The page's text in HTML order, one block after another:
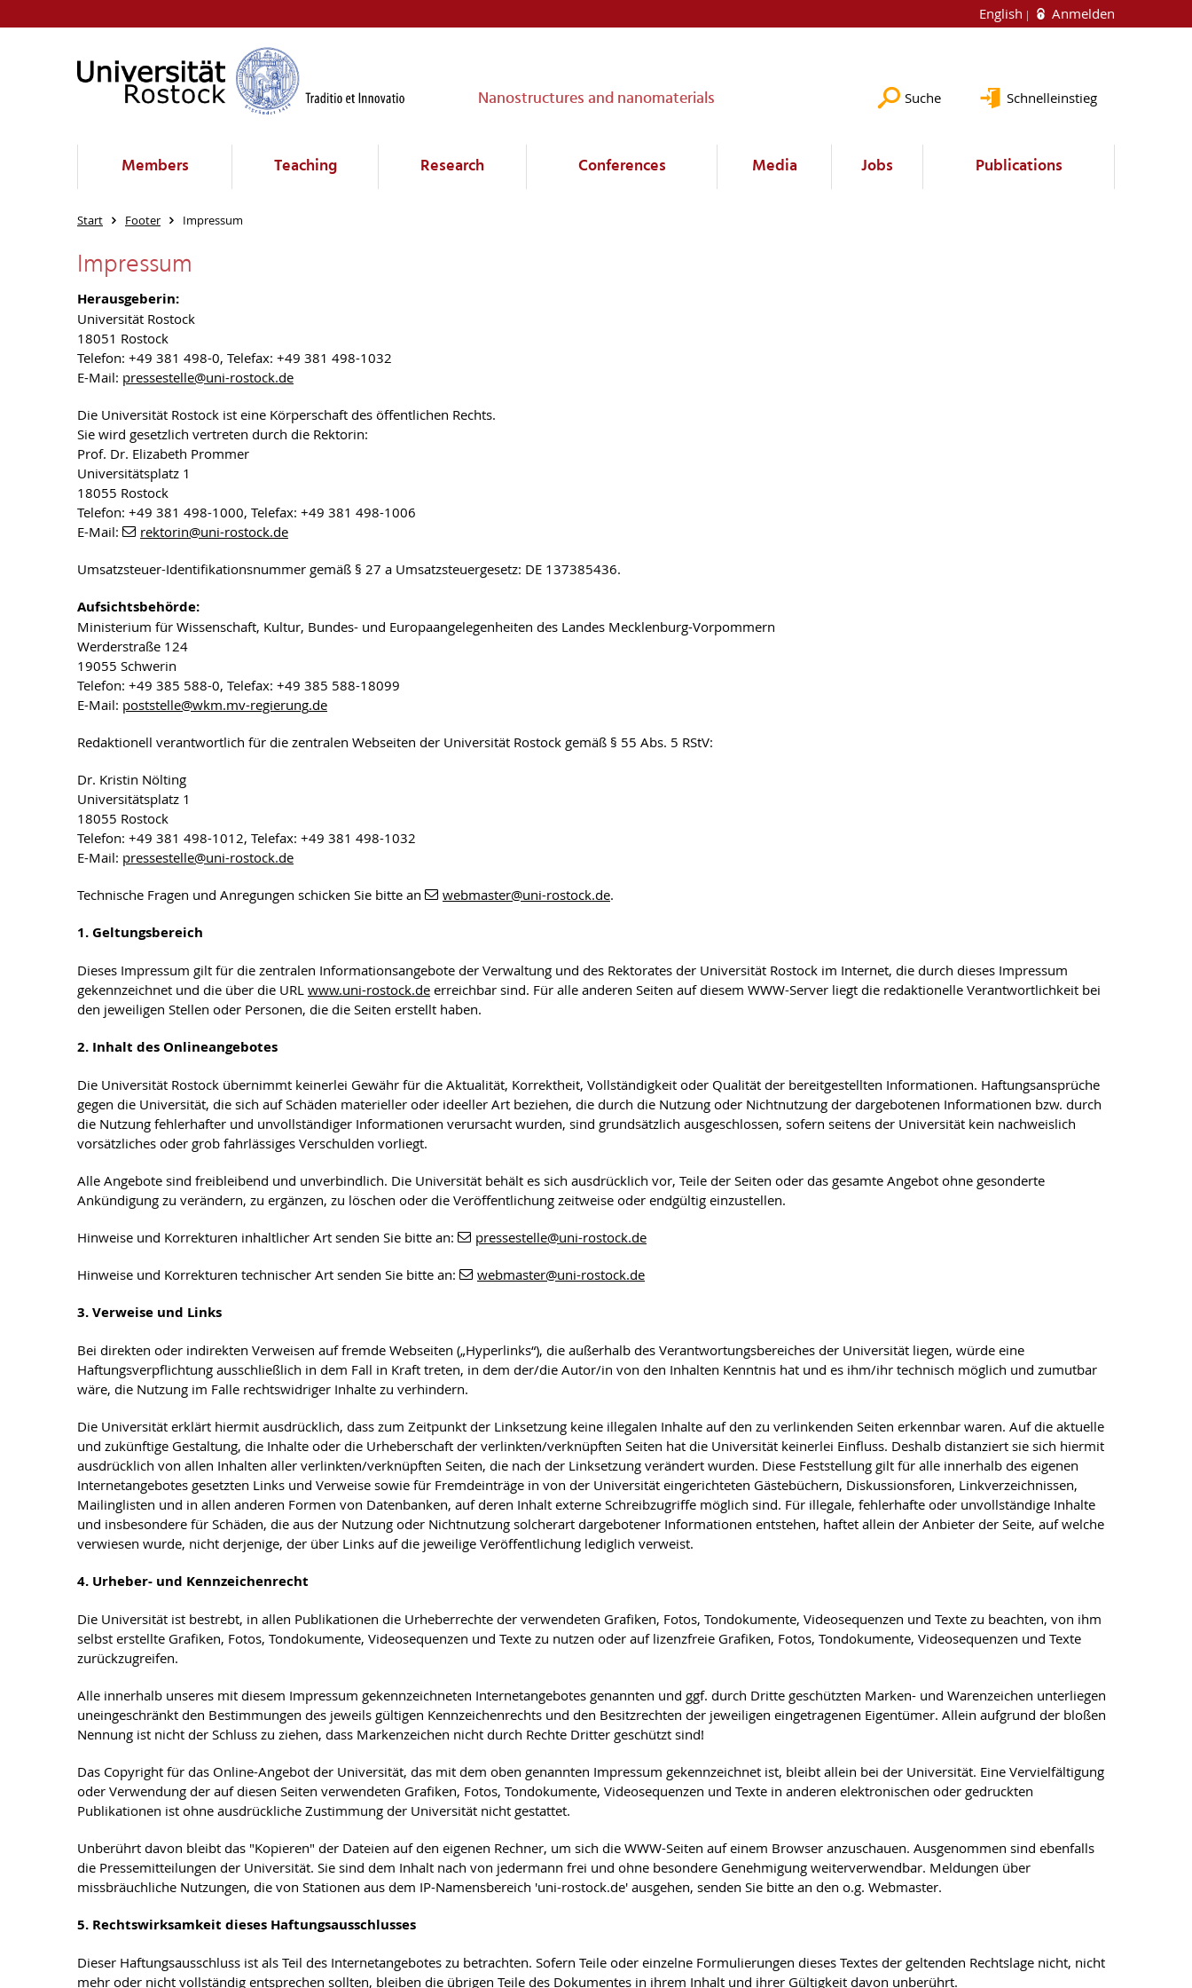
English Anmelden
Nanostructures and nanomaterials Suche Schnelleinstieg
Members Teaching Research Conferences Media Jobs Publications
Start Footer Impressum
Impressum
Herausgeberin:
Universität Rostock
18051 Rostock
Telefon: +49 381 498-0, Telefax: +49 381 498-1032
E-Mail: pressestelle@uni-rostock.de
Die Universität Rostock ist eine Körperschaft des öffentlichen Rechts.
Sie wird gesetzlich vertreten durch die Rektorin:
Prof. Dr. Elizabeth Prommer
Universitätsplatz 1
18055 Rostock
Telefon: +49 381 498-1000, Telefax: +49 381 498-1006
E-Mail:
rektorin@uni-rostock.de
Umsatzsteuer-Identifikationsnummer gemäß § 27 a Umsatzsteuergesetz: DE 137385436.
Aufsichtsbehörde:
Ministerium für Wissenschaft, Kultur, Bundes- und Europaangelegenheiten des Landes Mecklenburg-Vorpommern
Werderstraße 124
19055 Schwerin
Telefon: +49 385 588-0, Telefax: +49 385 588-18099
E-Mail: poststelle@wkm.mv-regierung.de
Redaktionell verantwortlich für die zentralen Webseiten der Universität Rostock gemäß § 55 Abs. 5 RStV:
Dr. Kristin Nölting
Universitätsplatz 1
18055 Rostock
Telefon: +49 381 498-1012, Telefax: +49 381 498-1032
E-Mail: pressestelle@uni-rostock.de
Technische Fragen und Anregungen schicken Sie bitte an webmaster@uni-rostock.de.
1. Geltungsbereich
Dieses Impressum gilt für die zentralen Informationsangebote der Verwaltung und des Rektorates der Universität Rostock im Internet, die durch dieses Impressum
gekennzeichnet und die über die URL www.uni-rostock.de erreichbar sind. Für alle anderen Seiten auf diesem WWW-Server liegt die redaktionelle Verantwortlichkeit bei
den jeweiligen Stellen oder Personen, die die Seiten erstellt haben.
2. Inhalt des Onlineangebotes
Die Universität Rostock übernimmt keinerlei Gewähr für die Aktualität, Korrektheit, Vollständigkeit oder Qualität der bereitgestellten Informationen. Haftungsansprüche
gegen die Universität, die sich auf Schäden materieller oder ideeller Art beziehen, die durch die Nutzung oder Nichtnutzung der dargebotenen Informationen bzw. durch
die Nutzung fehlerhafter und unvollständiger Informationen verursacht wurden, sind grundsätzlich ausgeschlossen, sofern seitens der Universität kein nachweislich
vorsätzliches oder grob fahrlässiges Verschulden vorliegt.
Alle Angebote sind freibleibend und unverbindlich. Die Universität behält es sich ausdrücklich vor, Teile der Seiten oder das gesamte Angebot ohne gesonderte
Ankündigung zu verändern, zu ergänzen, zu löschen oder die Veröffentlichung zeitweise oder endgültig einzustellen.
Hinweise und Korrekturen inhaltlicher Art senden Sie bitte an: pressestelle@uni-rostock.de
Hinweise und Korrekturen technischer Art senden Sie bitte an: webmaster@uni-rostock.de
3. Verweise und Links
Bei direkten oder indirekten Verweisen auf fremde Webseiten („Hyperlinks“), die außerhalb des Verantwortungsbereiches der Universität liegen, würde eine
Haftungsverpflichtung ausschließlich in dem Fall in Kraft treten, in dem der/die Autor/in von den Inhalten Kenntnis hat und es ihm/ihr technisch möglich und zumutbar
wäre, die Nutzung im Falle rechtswidriger Inhalte zu verhindern.
Die Universität erklärt hiermit ausdrücklich, dass zum Zeitpunkt der Linksetzung keine illegalen Inhalte auf den zu verlinkenden Seiten erkennbar waren. Auf die aktuelle
und zukünftige Gestaltung, die Inhalte oder die Urheberschaft der verlinkten/verknüpften Seiten hat die Universität keinerlei Einfluss. Deshalb distanziert sie sich hiermit
ausdrücklich von allen Inhalten aller verlinkten/verknüpften Seiten, die nach der Linksetzung verändert wurden. Diese Feststellung gilt für alle innerhalb des eigenen
Internetangebotes gesetzten Links und Verweise sowie für Fremdeinträge in von der Universität eingerichteten Gästebüchern, Diskussionsforen, Linkverzeichnissen,
Mailinglisten und in allen anderen Formen von Datenbanken, auf deren Inhalt externe Schreibzugriffe möglich sind. Für illegale, fehlerhafte oder unvollständige Inhalte
und insbesondere für Schäden, die aus der Nutzung oder Nichtnutzung solcherart dargebotener Informationen entstehen, haftet allein der Anbieter der Seite, auf welche
verwiesen wurde, nicht derjenige, der über Links auf die jeweilige Veröffentlichung lediglich verweist.
4. Urheber- und Kennzeichenrecht
Die Universität ist bestrebt, in allen Publikationen die Urheberrechte der verwendeten Grafiken, Fotos, Tondokumente, Videosequenzen und Texte zu beachten, von ihm
selbst erstellte Grafiken, Fotos, Tondokumente, Videosequenzen und Texte zu nutzen oder auf lizenzfreie Grafiken, Fotos, Tondokumente, Videosequenzen und Texte
zurückzugreifen.
Alle innerhalb unseres mit diesem Impressum gekennzeichneten Internetangebotes genannten und ggf. durch Dritte geschützten Marken- und Warenzeichen unterliegen
uneingeschränkt den Bestimmungen des jeweils gültigen Kennzeichenrechts und den Besitzrechten der jeweiligen eingetragenen Eigentümer. Allein aufgrund der bloßen
Nennung ist nicht der Schluss zu ziehen, dass Markenzeichen nicht durch Rechte Dritter geschützt sind!
Das Copyright für das Online-Angebot der Universität, das mit dem oben genannten Impressum gekennzeichnet ist, bleibt allein bei der Universität. Eine Vervielfältigung
oder Verwendung der auf diesen Seiten verwendeten Grafiken, Fotos, Tondokumente, Videosequenzen und Texte in anderen elektronischen oder gedruckten
Publikationen ist ohne ausdrückliche Zustimmung der Universität nicht gestattet.
Unberührt davon bleibt das "Kopieren" der Dateien auf den eigenen Rechner, um sich die WWW-Seiten auf einem Browser anzuschauen. Ausgenommen sind ebenfalls
die Pressemitteilungen der Universität. Sie sind dem Inhalt nach von jedermann frei und ohne besondere Genehmigung weiterverwendbar. Meldungen über
missbräuchliche Nutzungen, die von Stationen aus dem IP-Namensbereich 'uni-rostock.de' ausgehen, senden Sie bitte an den o.g. Webmaster.
5. Rechtswirksamkeit dieses Haftungsausschlusses
Dieser Haftungsausschluss ist als Teil des Internetangebotes zu betrachten. Sofern Teile oder einzelne Formulierungen dieses Textes der geltenden Rechtslage nicht, nicht
mehr oder nicht vollständig entsprechen sollten, bleiben die übrigen Teile des Dokumentes in ihrem Inhalt und ihrer Gültigkeit davon unberührt.